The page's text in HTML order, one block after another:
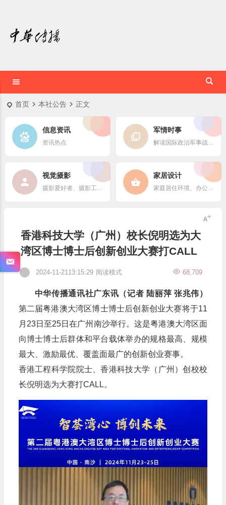
首页 本社公告 正文
信息资讯
资讯热点
军情时事
解读国际政治军事战略格局
视觉摄影
摄影爱好者、摄影工作者及摄影行业信息
家居设计
家庭居住环境、办公场所、公共空间陈设风格以设计搭配
香港科技大学（广州）校长倪明选为大
湾区博士博士后创新创业大赛打CALL
2024-11-2113:15:29 68,709
阅读模式
中华传播通讯社广东讯（记者 陆丽萍 张兆伟）
第二届粤港澳大湾区博士博士后创新创业大赛将于11
月23日至25日在广州南沙举行。这是粤港澳大湾区面
向博士博士后群体和平台载体举办的规格最高、规模
最大、激励最优、覆盖面最广的创新创业赛事。
香港工程科学院院士、香港科技大学（广州）创校校
长倪明选为大赛打CALL。
视
频
器